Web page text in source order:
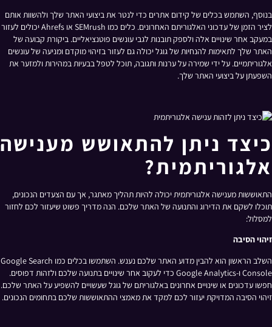
בנוסף, השתמש בכלים של קידום אתרים כדי לנטר את ביצועי האתר שלך ולהשוות אותם
לציר הזמן של עדכוני האלגוריתם האחרונים. כלים כמו SEMrush או Ahrefs יכולים לעזור
במעקב אחר שינויים אלה ולספק תובנות לגבי עונשים פוטנציאליים. ביקורת קבועה של
האתר שלך לתאימות להנחיות של גוגל יכולה גם לעזור בזיהוי מוקדם ומניעה של עונשים
אלגוריתמיים. על ידי שמירה על ערנות ותגובה, תוכל לטפל בבעיות במהירות ולמזער את
השפעתן על ביצועי האתר שלך.
כיצד ניתן להתאושש מענישה
אלגוריתמית?
התאוששות מענישה אלגוריתמית יכולה להיות תהליך מאתגר, אך עם הצעדים הנכונים,
תוכלו לשקם את הדירוג והתנועה של האתר שלכם. הנה מדריך פשוט שיעזור לכם לחזור
למסלול:
זיהוי הסיבה
השלב הראשון הוא להבין מדוע האתר שלכם נענש. השתמשו בכלים כמו Google Search
Console ו-Google Analytics כדי לעקוב אחר שינויים בתנועה שלכם ולזהות דפוסים.
חפשו עדכונים או שינויים אחרונים באלגוריתם של גוגל שעשויים להשפיע על האתר שלכם.
זיהוי הסיבה המדויקת יעזור לכם למקד את מאמצי ההתאוששות שלכם בתחומים הנכונים.